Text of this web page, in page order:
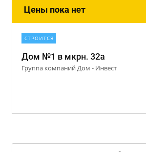
Цены пока нет
СТРОИТСЯ
Дом №1 в мкрн. 32а
Группа компаний Дом - Инвест